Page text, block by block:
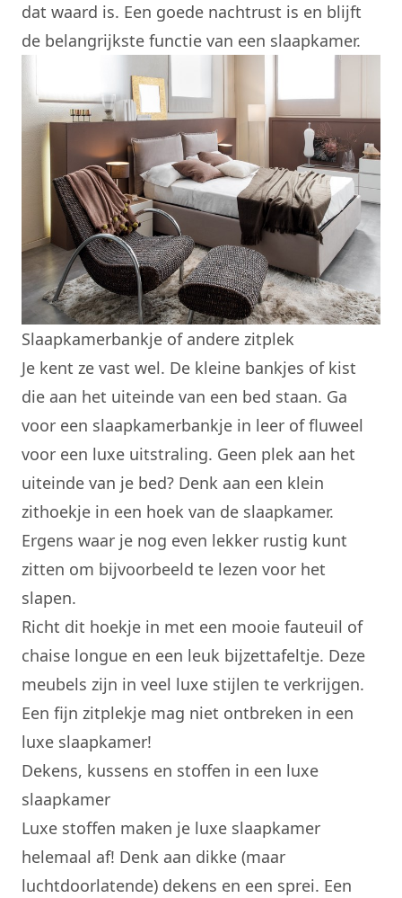
dat waard is. Een goede nachtrust is en blijft
de belangrijkste functie van een slaapkamer.
Slaapkamerbankje of andere zitplek
Je kent ze vast wel. De kleine bankjes of kist
die aan het uiteinde van een bed staan. Ga
voor een slaapkamerbankje in leer of fluweel
voor een luxe uitstraling. Geen plek aan het
uiteinde van je bed? Denk aan een klein
zithoekje in een hoek van de slaapkamer.
Ergens waar je nog even lekker rustig kunt
zitten om bijvoorbeeld te lezen voor het
slapen.
Richt dit hoekje in met een mooie fauteuil of
chaise longue en een leuk bijzettafeltje. Deze
meubels zijn in veel luxe stijlen te verkrijgen.
Een fijn zitplekje mag niet ontbreken in een
luxe slaapkamer!
Dekens, kussens en stoffen in een luxe
slaapkamer
Luxe stoffen maken je luxe slaapkamer
helemaal af! Denk aan dikke (maar
luchtdoorlatende) dekens en een sprei. Een